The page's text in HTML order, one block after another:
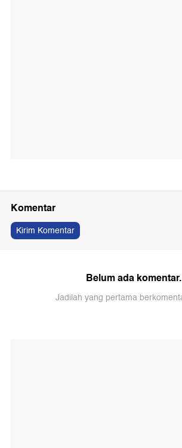
Komentar
Kirim Komentar
Belum ada komentar.
Jadilah yang pertama